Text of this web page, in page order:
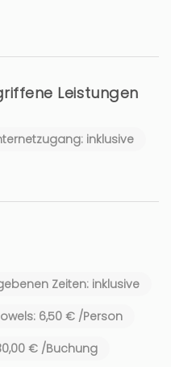
Leistungen
inklusive
Zeiten: inklusive
6,50 € /Person
€ /Buchung